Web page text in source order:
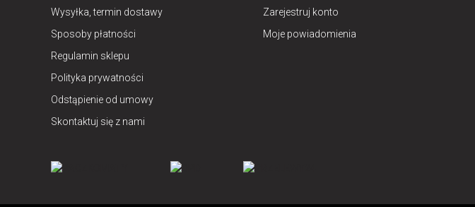
Wysyłka, termin dostawy
Sposoby płatności
Regulamin sklepu
Polityka prywatności
Odstąpienie od umowy
Skontaktuj się z nami
Zarejestruj konto
Moje powiadomienia